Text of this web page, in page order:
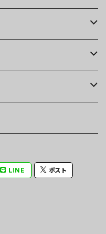
LINE ポスト